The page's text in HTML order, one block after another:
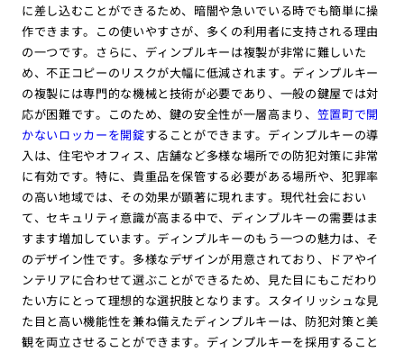
に差し込むことができるため、暗闇や急いでいる時でも簡単に操
作できます。この使いやすさが、多くの利用者に支持される理由
の一つです。さらに、ディンプルキーは複製が非常に難しいた
め、不正コピーのリスクが大幅に低減されます。ディンプルキー
の複製には専門的な機械と技術が必要であり、一般の鍵屋では対
応が困難です。このため、鍵の安全性が一層高まり、 笠置町で開
かないロッカーを開錠することができます。ディンプルキーの導
入は、住宅やオフィス、店舗など多様な場所での防犯対策に非常
に有効です。特に、貴重品を保管する必要がある場所や、犯罪率
の高い地域では、その効果が顕著に現れます。現代社会におい
て、セキュリティ意識が高まる中で、ディンプルキーの需要はま
すます増加しています。ディンプルキーのもう一つの魅力は、そ
のデザイン性です。多様なデザインが用意されており、ドアやイ
ンテリアに合わせて選ぶことができるため、見た目にもこだわり
たい方にとって理想的な選択肢となります。スタイリッシュな見
た目と高い機能性を兼ね備えたディンプルキーは、防犯対策と美
観を両立させることができます。ディンプルキーを採用すること